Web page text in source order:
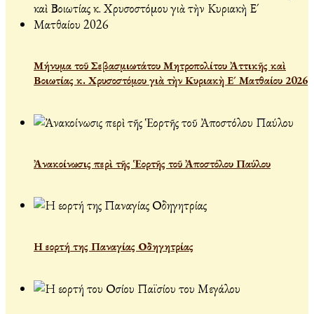
Μήνυμα τοῦ Σεβασμιωτάτου Μητροπολίτου Ἀττικῆς καὶ
Βοιωτίας κ. Χρυσοστόμου γιὰ τὴν Κυριακὴ Ε´ Ματθαίου 2026
Ἀνακοίνωσις περὶ τῆς Ἑορτῆς τοῦ Ἀποστόλου Παύλου
Η εορτή της Παναγίας Οδηγητρίας